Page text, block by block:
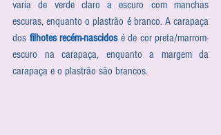
varia de verde claro a escuro com manchas
escuras, enquanto o plastrão é branco. A carapaça
dos filhotes recém-nascidos é de cor preta/marrom-
escuro na carapaça, enquanto a margem da
carapaça e o plastrão são brancos.